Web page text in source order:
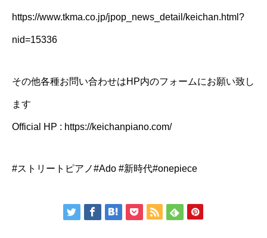
https://www.tkma.co.jp/jpop_news_detail/keichan.html?
nid=15336
その他各種お問い合わせはHP内のフォームにお願い致し
ます
Official HP : https://keichanpiano.com/
#ストリートピアノ#Ado #新時代#onepiece